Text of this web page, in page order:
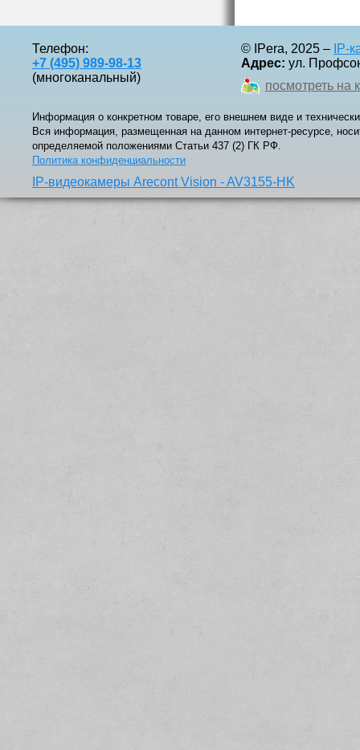
Телефон:
+7 (495) 989-98-13
(многоканальный)
© IPera, 2025 – IP-
Адрес: ул.
посмотреть на
Информация о конкретном товаре, его внешнем виде и
Вся информация, размещенная на данном интернет-ресурсе,
определяемой положениями Статьи 437 (2) ГК РФ.
Политика конфиденциальности
IP-видеокамеры Arecont Vision - AV3155-HK